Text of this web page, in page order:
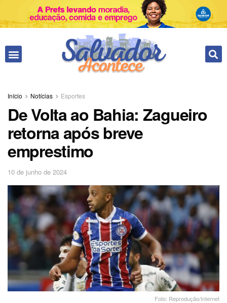
Início Notícias Esportes
De Volta ao Bahia: Zagueiro
retorna após breve
emprestimo
10 de junho de 2024
Foto: Reprodução/Internet